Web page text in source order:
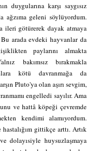
duygularına karşı saygısız
ağzıma geleni söylüyordum.
ileri götürerek dayak atmaya
Bu arada evdeki hayvanlar da
paylarını almakta
bakımsız bırakmakla
kötü davranmağa da
Pluto'ya olan aşırı sevgim,
engelledi sayılır. Ama
ve hattâ köpeği çevremde
kendimi alamıyordum.
gittikçe arttı. Artık
dolayısiyle huysuzlaşmaya